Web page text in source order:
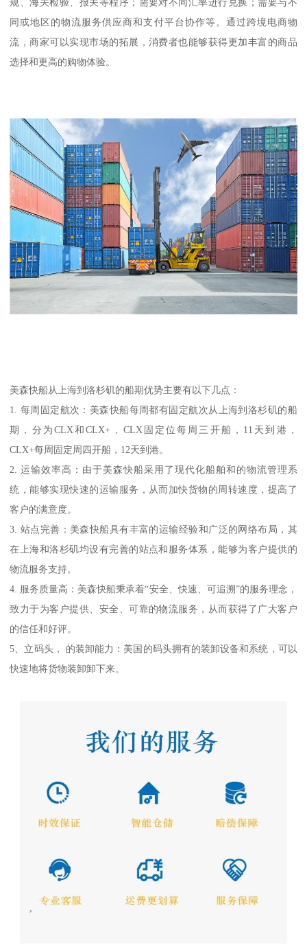
规、海关检验、报关等程序；需要对不同汇率进行兑换；需要与不
同或地区的物流服务供应商和支付平台协作等。通过跨境电商物
流，商家可以实现市场的拓展，消费者也能够获得更加丰富的商品
选择和更高的购物体验。
美森快船从上海到洛杉矶的船期优势主要有以下几点：
1. 每周固定航次：美森快船每周都有固定航次从上海到洛杉矶的船
期，分为CLX和CLX+，CLX固定位每周三开船，11天到港，
CLX+每周固定周四开船，12天到港。
2. 运输效率高：由于美森快船采用了现代化船舶和的物流管理系
统，能够实现快速的运输服务，从而加快货物的周转速度，提高了
客户的满意度。
3. 站点完善：美森快船具有丰富的运输经验和广泛的网络布局，其
在上海和洛杉矶均设有完善的站点和服务体系，能够为客户提供的
物流服务支持。
4. 服务质量高：美森快船秉承着“安全、快速、可追溯”的服务理念，
致力于为客户提供、安全、可靠的物流服务，从而获得了广大客户
的信任和好评。
5、立码头， 的装卸能力：美国的码头拥有的装卸设备和系统，可以
快速地将货物装卸卸下来。